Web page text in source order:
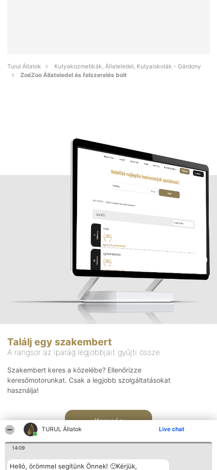
TURUL Állatok Live chat
14:09
Helló, örömmel segítünk Önnek! 🙂Kérjük,
Turul Állatok
Kutyakozmetikák, Állateledel, Kutyaiskolák - Gárdony
ZoéZoo Állateledel és felszerelés bolt
Találj egy szakembert
A rangsor az iparág legjobbjait gyűjti össze
Szakembert keres a közelébe? Ellenőrizze
keresőmotorunkat. Csak a legjobb szolgáltatásokat
használja!
Keresés